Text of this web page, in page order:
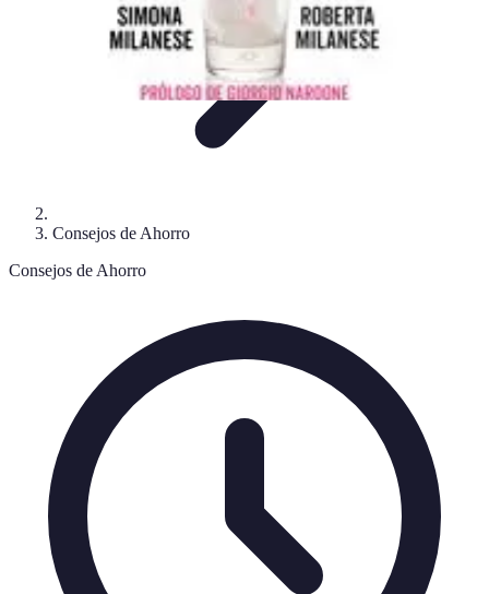
Consejos de Ahorro
Consejos de Ahorro